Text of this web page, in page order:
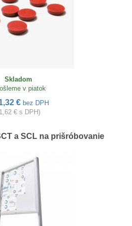
Skladom
v piatok
€ bez DPH
€ s DPH)
a SCL na prišróbovanie